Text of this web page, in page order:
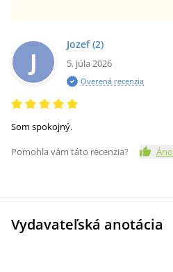
J
Jozef (2)
5. júla 2026
Overená recenzia
Som spokojný.
Pomohla vám táto recenzia?
Áno
Vydavateľská anotácia